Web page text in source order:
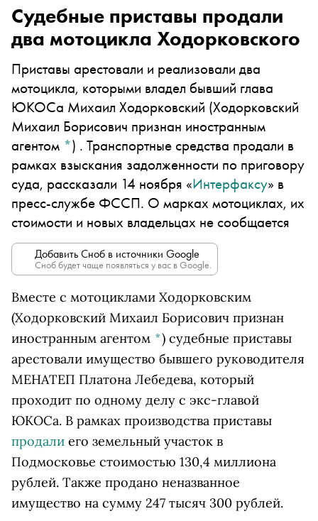
Судебные приставы продали
два мотоцикла Ходорковского
Приставы арестовали и реализовали два
мотоцикла, которыми владел бывший глава
ЮКОСа Михаил Ходорковский (Ходорковский
Михаил Борисович признан иностранным
агентом *) . Транспортные средства продали в
рамках взыскания задолженности по приговору
суда, рассказали 14 ноября «Интерфаксу» в
пресс-службе ФССП. О марках мотоциклах, их
стоимости и новых владельцах не сообщается
Добавить Сноб в источники Google
Сноб будет чаще появляться у вас в Google.
Вместе с мотоциклами Ходорковским
(Ходорковский Михаил Борисович признан
иностранным агентом *) судебные приставы
арестовали имущество бывшего руководителя
МЕНАТЕП Платона Лебедева, который
проходит по одному делу с экс-главой
ЮКОСа. В рамках производства приставы
продали его земельный участок в
Подмосковье стоимостью 130,4 миллиона
рублей. Также продано неназванное
имущество на сумму 247 тысяч 300 рублей.